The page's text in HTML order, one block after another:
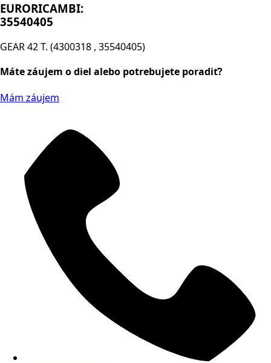
EURORICAMBI:
35540405
GEAR 42 T. (4300318 , 35540405)
Máte záujem o diel alebo potrebujete poradiť?
Mám záujem